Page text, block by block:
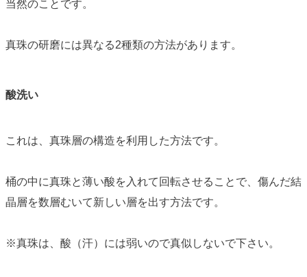
当然のことです。
真珠の研磨には異なる2種類の方法があります。
酸洗い
これは、真珠層の構造を利用した方法です。
桶の中に真珠と薄い酸を入れて回転させることで、傷んだ結
晶層を数層むいて新しい層を出す方法です。
※真珠は、酸（汗）には弱いので真似しないで下さい。